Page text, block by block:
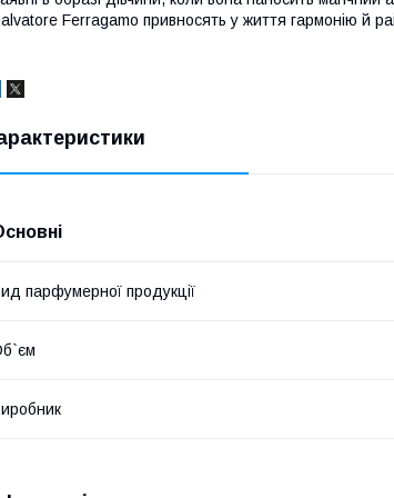
Ferragamo привносять у життя гармонію й
парфумерної продукції